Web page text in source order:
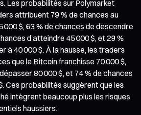
Les probabilités sur Polymarket
attribuent 79 % de chances au
000 $, 63 % de chances de descendre
d’atteindre 45 000 $, et 29 %
à 40 000 $. À la hausse, les traders
que le Bitcoin franchisse 70 000 $,
80 000 $, et 74 % de chances
Ces probabilités suggèrent que les
intègrent beaucoup plus les risques
haussiers.